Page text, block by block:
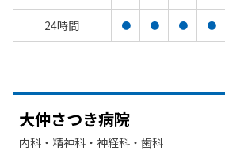
24時間
● ● ● ●
大仲さつき病院
内科・​精神科・神経科・​歯科